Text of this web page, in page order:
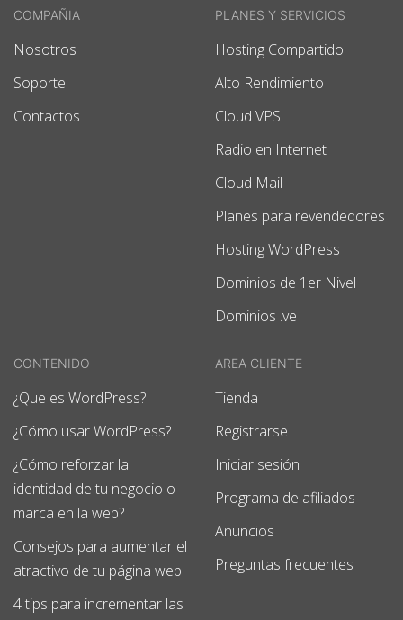
COMPAÑIA
Nosotros
Soporte
Contactos
PLANES Y SERVICIOS
Hosting Compartido
Alto Rendimiento
Cloud VPS
Radio en Internet
Cloud Mail
Planes para revendedores
Hosting WordPress
Dominios de 1er Nivel
Dominios .ve
CONTENIDO
¿Que es WordPress?
¿Cómo usar WordPress?
¿Cómo reforzar la
identidad de tu negocio o
marca en la web?
Consejos para aumentar el
atractivo de tu página web
4 tips para incrementar las
AREA CLIENTE
Tienda
Registrarse
Iniciar sesión
Programa de afiliados
Anuncios
Preguntas frecuentes